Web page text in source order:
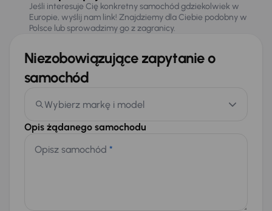
Jeśli interesuje Cię konkretny samochód gdziekolwiek w
Europie, wyślij nam link! Znajdziemy dla Ciebie podobny w
Polsce lub sprowadzimy go z zagranicy.
Niezobowiązujące zapytanie o
samochód
Wybierz markę i model
Opis żądanego samochodu
Opisz samochód *